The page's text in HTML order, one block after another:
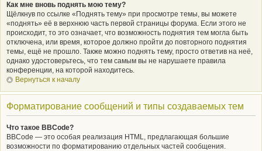
Как мне вновь поднять мою тему?
Щёлкнув по ссылке «Поднять тему» при просмотре темы, вы можете
«поднять» её в верхнюю часть первой страницы форума. Если этого не
происходит, то это означает, что возможность поднятия тем могла быть
отключена, или время, которое должно пройти до повторного поднятия
темы, ещё не прошло. Также можно поднять тему, просто ответив на неё,
однако удостоверьтесь, что тем самым вы не нарушаете правила
конференции, на которой находитесь.
Вернуться к началу
Форматирование сообщений и типы создаваемых тем
Что такое BBCode?
BBCode — это особая реализация HTML, предлагающая большие
возможности по форматированию отдельных частей сообщения.